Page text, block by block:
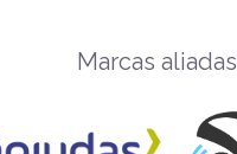
Marcas aliadas